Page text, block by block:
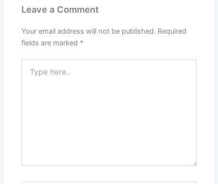
Leave a Comment
Your email address will not be published. Required
fields are marked *
here..